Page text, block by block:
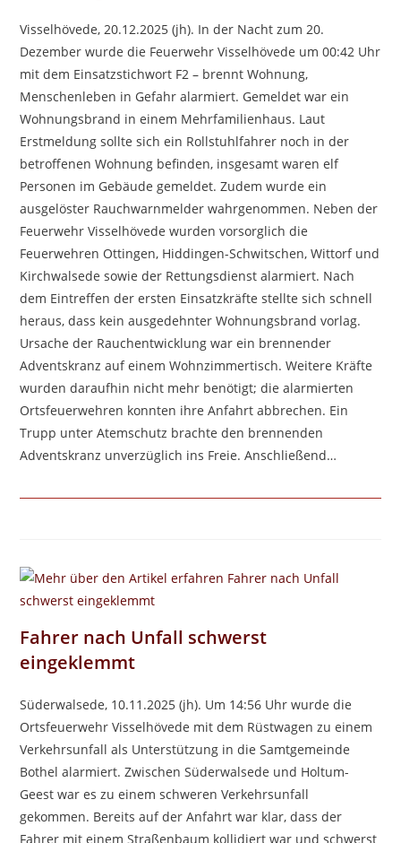
Visselhövede, 20.12.2025 (jh). In der Nacht zum 20.
Dezember wurde die Feuerwehr Visselhövede um 00:42 Uhr
mit dem Einsatzstichwort F2 – brennt Wohnung,
Menschenleben in Gefahr alarmiert. Gemeldet war ein
Wohnungsbrand in einem Mehrfamilienhaus. Laut
Erstmeldung sollte sich ein Rollstuhlfahrer noch in der
betroffenen Wohnung befinden, insgesamt waren elf
Personen im Gebäude gemeldet. Zudem wurde ein
ausgelöster Rauchwarnmelder wahrgenommen. Neben der
Feuerwehr Visselhövede wurden vorsorglich die
Feuerwehren Ottingen, Hiddingen-Schwitschen, Wittorf und
Kirchwalsede sowie der Rettungsdienst alarmiert. Nach
dem Eintreffen der ersten Einsatzkräfte stellte sich schnell
heraus, dass kein ausgedehnter Wohnungsbrand vorlag.
Ursache der Rauchentwicklung war ein brennender
Adventskranz auf einem Wohnzimmertisch. Weitere Kräfte
wurden daraufhin nicht mehr benötigt; die alarmierten
Ortsfeuerwehren konnten ihre Anfahrt abbrechen. Ein
Trupp unter Atemschutz brachte den brennenden
Adventskranz unverzüglich ins Freie. Anschließend…
Fahrer nach Unfall schwerst
eingeklemmt
Süderwalsede, 10.11.2025 (jh). Um 14:56 Uhr wurde die
Ortsfeuerwehr Visselhövede mit dem Rüstwagen zu einem
Verkehrsunfall als Unterstützung in die Samtgemeinde
Bothel alarmiert. Zwischen Süderwalsede und Holtum-
Geest war es zu einem schweren Verkehrsunfall
gekommen. Bereits auf der Anfahrt war klar, dass der
Fahrer mit einem Straßenbaum kollidiert war und schwerst